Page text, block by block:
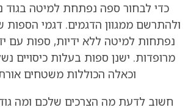
כדי לבחור ספה נפתחת למיטה בגוד
ולהתרשם ממגוון הדגמים. דגמי הספות
נפתחות למיטה ללא ידיות, ספות עם
מרופדות. ישנן ספות בעלות כיסויים
וכאלה הכוללות משטחים
חשוב לדעת מה הצרכים שלכם ומה